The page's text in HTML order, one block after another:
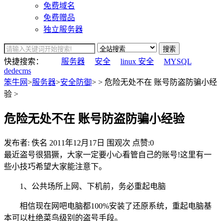
免费域名
免费赠品
独立服务器
搜索
快捷搜索： 服务器 安全 linux 安全
MYSQL
dedecms
笨牛网>服务器>安全防御> > 危险无处不在 账号防盗防骗小经
验 >
危险无处不在 账号防盗防骗小经验
发布者: 佚名 2011年12月17日 围观次 点赞:0
最近盗号很猖獗，大家一定要小心看管自己的账号!这里有一
些小技巧希望大家能注意下。
1、公共场所上网、下机前，务必重起电脑
相信现在网吧电脑都100%安装了还原系统，重起电脑基
本可以杜绝菜鸟级别的盗号手段。